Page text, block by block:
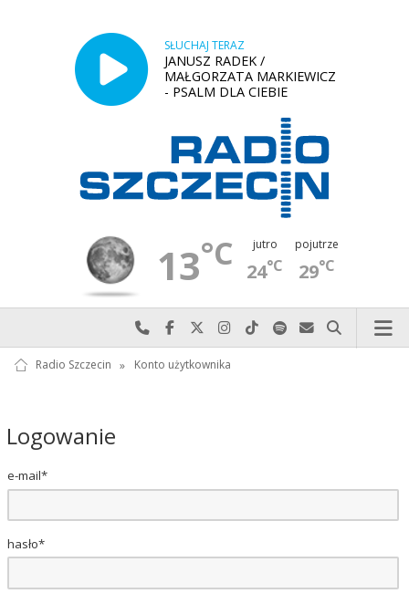
SŁUCHAJ TERAZ
JANUSZ RADEK /
MAŁGORZATA MARKIEWICZ
- PSALM DLA CIEBIE
13°C jutro
24°C
pojutrze
29°C
Najlepiej po prostu do nas zadzwoń
Odwiedź nas na Facebook-u
Odwiedź nas na X
Odwiedź nas na Instagram-ie
Odwiedź nas na TikTok-u
Szukaj nas na Spotify
Wyślij do nas
Szukaj
Radio Szczecin » Konto użytkownika
Logowanie
e-mail*
hasło*